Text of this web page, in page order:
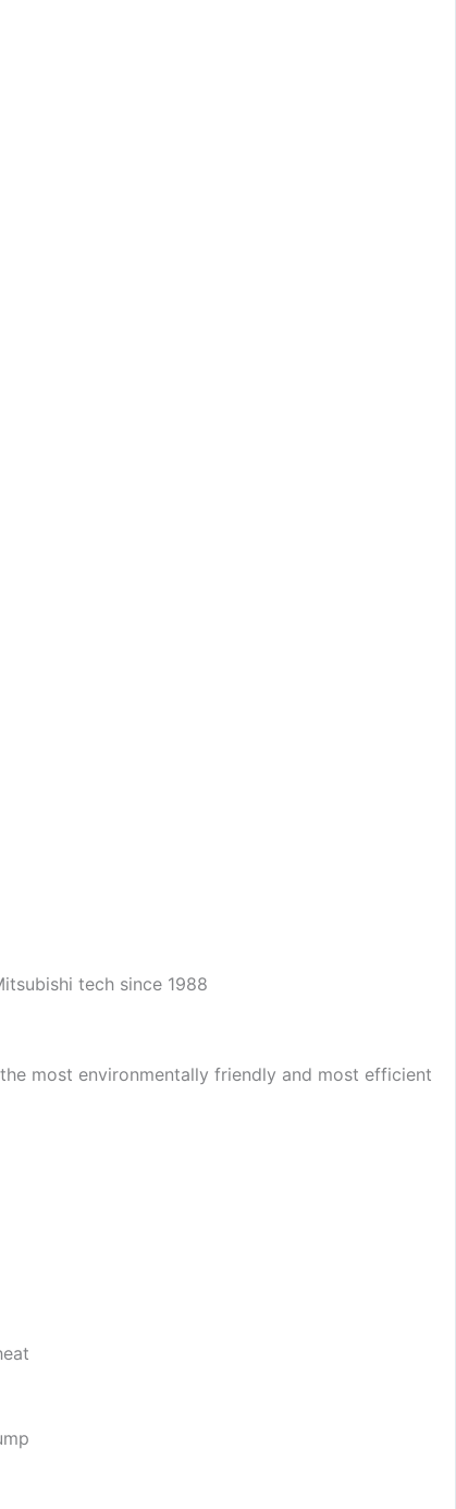
most environmentally friendly and most efficient